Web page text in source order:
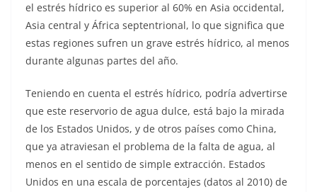
el estrés hídrico es superior al 60% en Asia occidental,
Asia central y África septentrional, lo que significa que
estas regiones sufren un grave estrés hídrico, al menos
durante algunas partes del año.
Teniendo en cuenta el estrés hídrico, podría advertirse
que este reservorio de agua dulce, está bajo la mirada
de los Estados Unidos, y de otros países como China,
que ya atraviesan el problema de la falta de agua, al
menos en el sentido de simple extracción. Estados
Unidos en una escala de porcentajes (datos al 2010) de